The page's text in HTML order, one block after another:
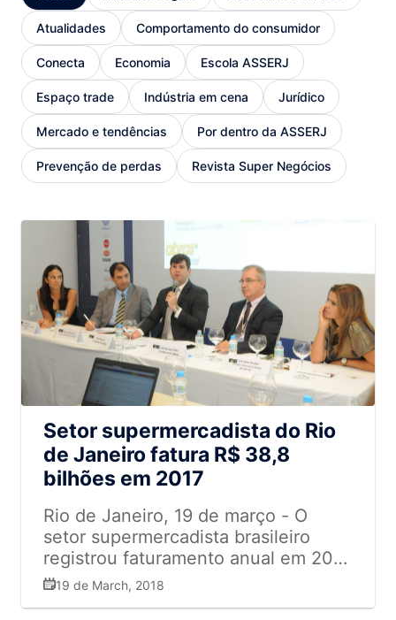
Atualidades Comportamento do consumidor
Conecta Economia Escola ASSERJ
Espaço trade Indústria em cena Jurídico
Mercado e tendências Por dentro da ASSERJ
Prevenção de perdas Revista Super Negócios
Setor supermercadista do Rio
de Janeiro fatura R$ 38,8
bilhões em 2017
Rio de Janeiro, 19 de março - O
setor supermercadista brasileiro
registrou faturamento anual em 2017
de R$ 353,2 bilhões, um
19 de March, 2018